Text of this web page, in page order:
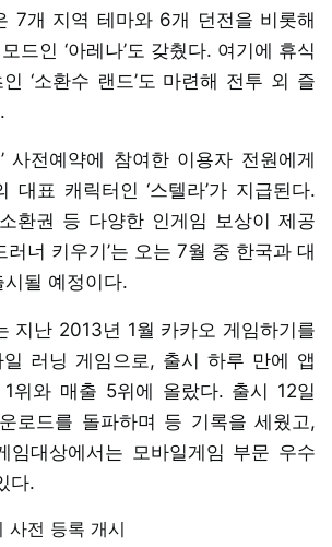
7개 지역 테마와 6개 던전을 비롯해
드인 ‘아레나’도 갖췄다. 여기에 휴식
‘소환수 랜드’도 마련해 전투 외 즐
사전예약에 참여한 이용자 전원에게
대표 캐릭터인 ‘스텔라’가 지급된다.
환권 등 다양한 인게임 보상이 제공
러너 키우기’는 오는 7월 중 한국과 대
될 예정이다.
지난 2013년 1월 카카오 게임하기를
러닝 게임으로, 출시 하루 만에 앱
위와 매출 5위에 올랐다. 출시 12일
로드를 돌파하며 등 기록을 세웠고,
임대상에서는 모바일게임 부문 우수
다.